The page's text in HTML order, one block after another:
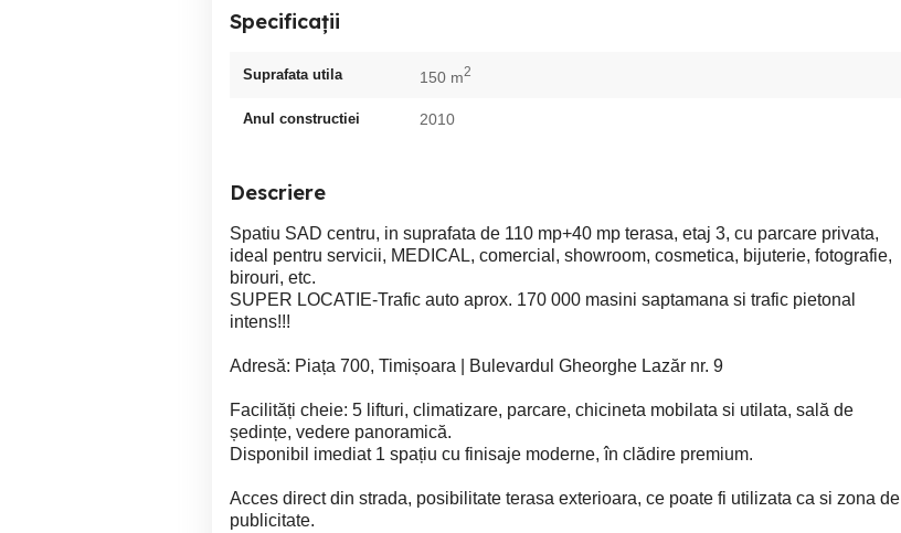
Specificații
Suprafata utila 150 m2
Anul constructiei 2010
Descriere
Spatiu SAD centru, in suprafata de 110 mp+40 mp terasa, etaj 3, cu parcare privata,
ideal pentru servicii, MEDICAL, comercial, showroom, cosmetica, bijuterie, fotografie,
birouri, etc.
SUPER LOCATIE-Trafic auto aprox. 170 000 masini saptamana si trafic pietonal
intens!!!
Adresă: Piața 700, Timișoara | Bulevardul Gheorghe Lazăr nr. 9
Facilități cheie: 5 lifturi, climatizare, parcare, chicineta mobilata si utilata, sală de
ședințe, vedere panoramică.
Disponibil imediat 1 spațiu cu finisaje moderne, în clădire premium.
Acces direct din strada, posibilitate terasa exterioara, ce poate fi utilizata ca si zona de
publicitate.